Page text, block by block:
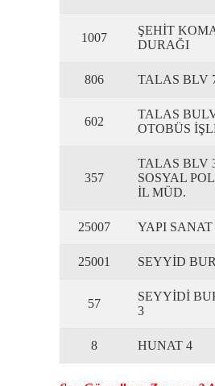
1007
ŞEHİT
DURAĞI
806 TALAS BLV
602
TALAS
OTOBÜS
357
TALAS BLV
SOSYAL
İL MÜD.
25007 YAPI
25001 SEYYİD
57
SEYYİDİ
3
8 HUNAT 4